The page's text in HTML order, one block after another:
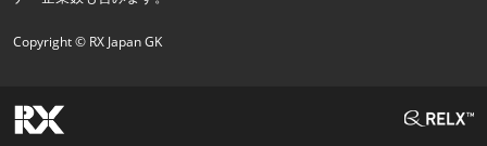
Copyright © RX Japan GK